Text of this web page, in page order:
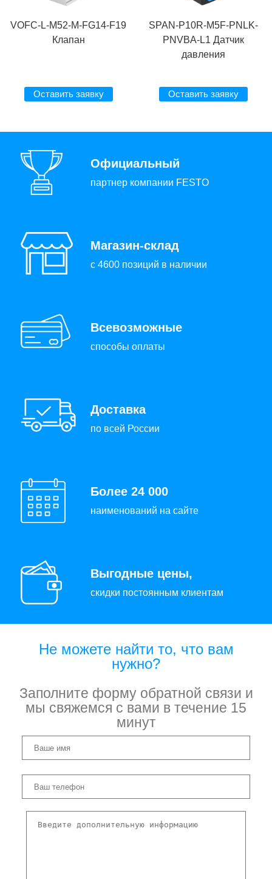
VOFC-L-M52-M-FG14-F19
Клапан
Оставить заявку
SPAN-P10R-M5F-PNLK-
PNVBA-L1 Датчик
давления
Оставить заявку
Официальный
партнер компании FESTO
Магазин-склад
с 4600 позиций в наличии
Всевозможные
способы оплаты
Доставка
по всей России
Более 24 000
наименований на сайте
Выгодные цены,
скидки постоянным клиентам
Не можете найти то, что вам
нужно?
Заполните форму обратной связи и
мы свяжемся с вами в течение 15
минут